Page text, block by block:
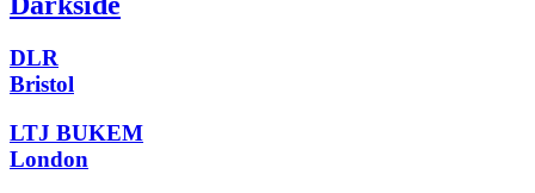
DLR
Bristol
LTJ BUKEM
London